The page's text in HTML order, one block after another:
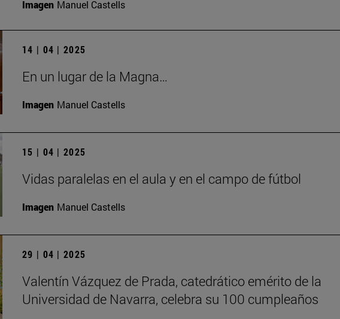
Imagen Manuel Castells
14 | 04 | 2025
En un lugar de la Magna…
Imagen Manuel Castells
15 | 04 | 2025
Vidas paralelas en el aula y en el campo de fútbol
Imagen Manuel Castells
29 | 04 | 2025
Valentín Vázquez de Prada, catedrático emérito de la
Universidad de Navarra, celebra su 100 cumpleaños